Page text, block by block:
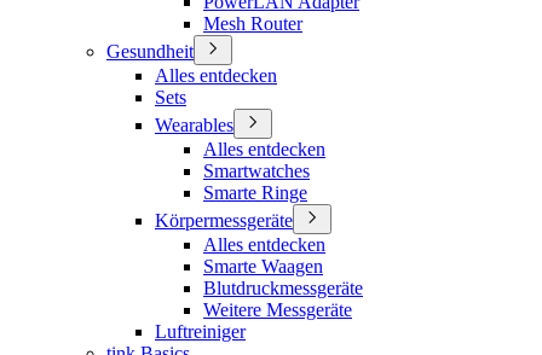
Mesh Router
Gesundheit
Alles entdecken
Sets
Wearables
Alles entdecken
Smartwatches
Smarte Ringe
Körpermessgeräte
Alles entdecken
Smarte Waagen
Blutdruckmessgeräte
Weitere Messgeräte
Luftreiniger